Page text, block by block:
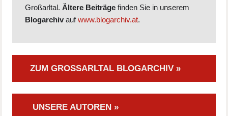
Großarltal.Ältere Beiträge finden Sie in unserem
Blogarchiv aufwww.blogarchiv.at.
ZUM GROSSARLTAL BLOGARCHIV »
UNSERE AUTOREN »